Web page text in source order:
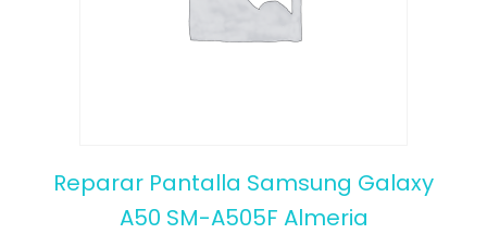
Reparar Pantalla Samsung Galaxy
A50 SM-A505F Almeria